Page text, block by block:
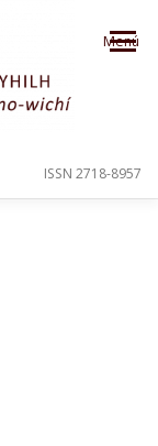
Menú
ISSN 2718-8957